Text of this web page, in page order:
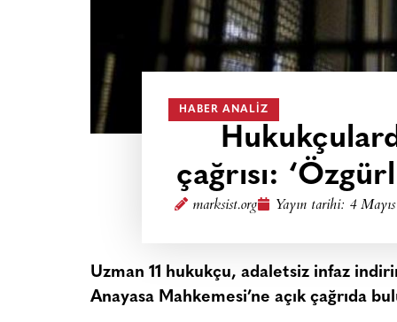
HABER ANALIZ
çağrısı:
marksist.org Yayın tarihi: 4
Uzman 11 hukukçu, adaletsiz infaz
Anayasa Mahkemesi’ne açık çağrıda